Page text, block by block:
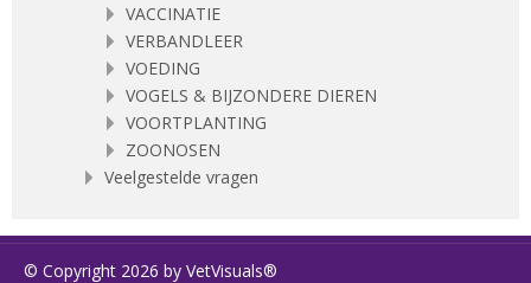
VACCINATIE
VERBANDLEER
VOEDING
VOGELS & BIJZONDERE DIEREN
VOORTPLANTING
ZOONOSEN
Veelgestelde vragen
© Copyright 2026 by VetVisuals®